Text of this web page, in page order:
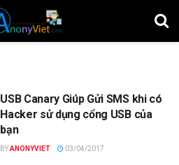
USB Canary Giúp Gửi SMS khi có
Hacker sử dụng cổng USB của
bạn
BYANONYVIET 03/04/2017